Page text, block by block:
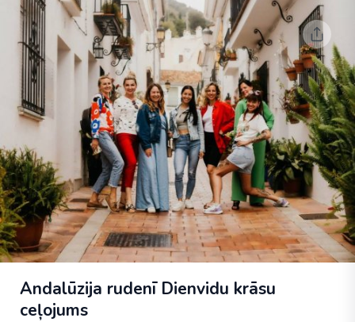
Andalūzija rudenī Dienvidu krāsu
ceļojums